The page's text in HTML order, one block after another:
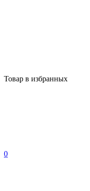
Товар в избранных
0